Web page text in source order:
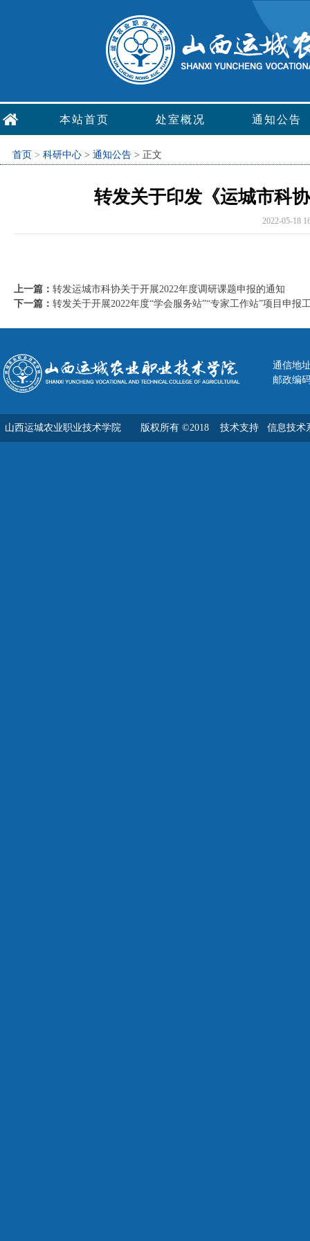
本站首页 处室概况 通知公告
首页 > 科研中心 > 通知公告 > 正文
转发关于印发《运城市科
2022-05-18
上一篇： 转发运城市科协关于开展2022年度调研课题申报的通知
下一篇： 转发关于开展2022年度“学会服务站”“专家工作站”项目申报
通信地
邮政编
山西运城农业职业技术学院 版权所有 ©2018 技术支持 信息技术